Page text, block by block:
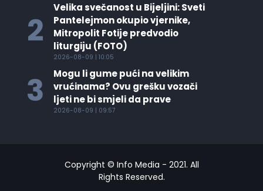
2
Velika svečanost u Bijeljini: Sveti
Pantelejmon okupio vjernike,
Mitropolit Fotije predvodio
liturgiju (FOTO)
2026-08-09 | 10:05
3
Mogu li gume pući na velikim
vrućinama? Ovu grešku vozači
ljeti ne bi smjeli da prave
2026-08-09 | 09:57
Copyright © Info Media - 2021. All
Rights Reserved.